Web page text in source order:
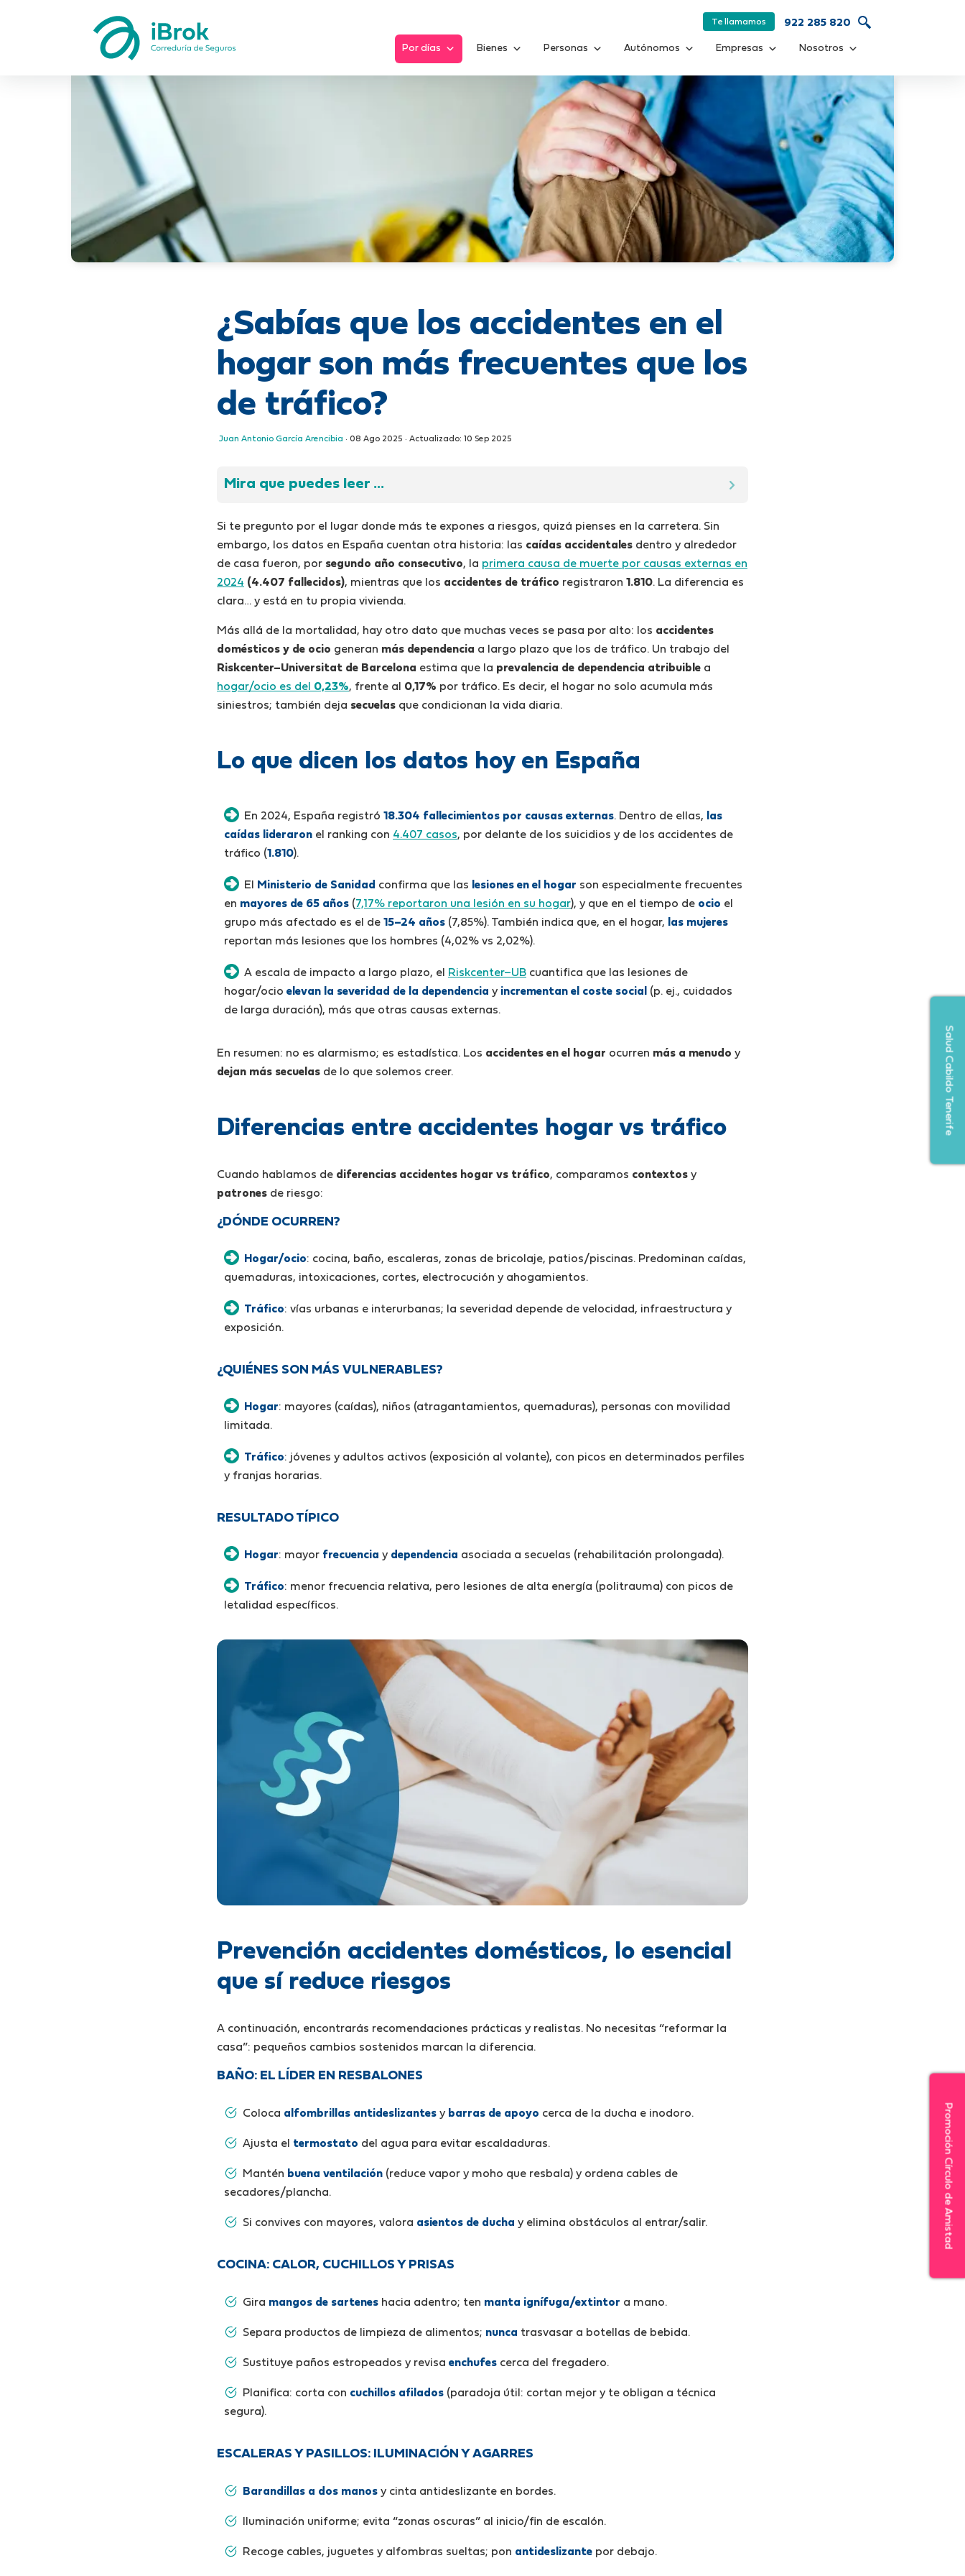
Te llamamos 922 285 820
Por días Bienes Personas Autónomos Empresas Nosotros
Salud Cabildo Tenerife
Promoción Círculo de Amistad
¿Sabías que los accidentes en el
hogar son más frecuentes que los
de tráfico?
Juan Antonio García Arencibia · 08 Ago 2025 · Actualizado: 10 Sep 2025
Mira que puedes leer ...
Si te pregunto por el lugar donde más te expones a riesgos, quizá pienses en la carretera. Sin
embargo, los datos en España cuentan otra historia: las caídas accidentales dentro y alrededor
de casa fueron, por segundo año consecutivo, la primera causa de muerte por causas externas en
2024 (4.407 fallecidos), mientras que los accidentes de tráfico registraron 1.810. La diferencia es
clara… y está en tu propia vivienda.
Más allá de la mortalidad, hay otro dato que muchas veces se pasa por alto: los accidentes
domésticos y de ocio generan más dependencia a largo plazo que los de tráfico. Un trabajo del
Riskcenter–Universitat de Barcelona estima que la prevalencia de dependencia atribuible a
hogar/ocio es del 0,23%, frente al 0,17% por tráfico. Es decir, el hogar no solo acumula más
siniestros; también deja secuelas que condicionan la vida diaria.
Lo que dicen los datos hoy en España
En 2024, España registró 18.304 fallecimientos por causas externas. Dentro de ellas,
las
caídas lideraron el ranking con 4.407 casos, por delante de los suicidios y de los accidentes de
tráfico (1.810).
El Ministerio de Sanidad confirma que las lesiones en el hogar son especialmente frecuentes
en mayores de 65 años ( 7,17% reportaron una lesión en su hogar), y que en el tiempo de ocio el
grupo más afectado es el de 15–24 años (7,85%). También indica que, en el hogar,
las mujeres
reportan más lesiones que los hombres (4,02% vs 2,02%).
A escala de impacto a largo plazo, el Riskcenter–UB cuantifica que las lesiones de
hogar/ocio elevan la severidad de la dependencia y incrementan el coste social
(p. ej., cuidados
de larga duración), más que otras causas externas.
En resumen: no es alarmismo; es estadística. Los accidentes en el hogar ocurren más a menudo y
dejan más secuelas de lo que solemos creer.
Diferencias entre accidentes hogar vs tráfico
Cuando hablamos de diferencias accidentes hogar vs tráfico, comparamos contextos y
patrones de riesgo:
¿DÓNDE OCURREN?
Hogar/ocio: cocina, baño, escaleras, zonas de bricolaje, patios/piscinas. Predominan caídas,
quemaduras, intoxicaciones, cortes, electrocución y ahogamientos.
Tráfico: vías urbanas e interurbanas; la severidad depende de velocidad, infraestructura y
exposición.
¿QUIÉNES SON MÁS VULNERABLES?
Hogar: mayores (caídas), niños (atragantamientos, quemaduras), personas con movilidad
limitada.
Tráfico: jóvenes y adultos activos (exposición al volante), con picos en determinados perfiles
y franjas horarias.
RESULTADO TÍPICO
Hogar: mayor frecuencia y dependencia asociada a secuelas (rehabilitación prolongada).
Tráfico: menor frecuencia relativa, pero lesiones de alta energía (politrauma) con picos de
letalidad específicos.
Prevención accidentes domésticos, lo esencial
que sí reduce riesgos
A continuación, encontrarás recomendaciones prácticas y realistas. No necesitas “reformar la
casa”: pequeños cambios sostenidos marcan la diferencia.
BAÑO: EL LÍDER EN RESBALONES
Coloca alfombrillas antideslizantes y barras de apoyo cerca de la ducha e inodoro.
Ajusta el termostato del agua para evitar escaldaduras.
Mantén buena ventilación (reduce vapor y moho que resbala) y ordena cables de
secadores/plancha.
Si convives con mayores, valora asientos de ducha y elimina obstáculos al entrar/salir.
COCINA: CALOR, CUCHILLOS Y PRISAS
Gira mangos de sartenes hacia adentro; ten manta ignífuga/extintor a mano.
Separa productos de limpieza de alimentos; nunca trasvasar a botellas de bebida.
Sustituye paños estropeados y revisa enchufes cerca del fregadero.
Planifica: corta con cuchillos afilados (paradoja útil: cortan mejor y te obligan a técnica
segura).
ESCALERAS Y PASILLOS: ILUMINACIÓN Y AGARRES
Barandillas a dos manos y cinta antideslizante en bordes.
Iluminación uniforme; evita “zonas oscuras” al inicio/fin de escalón.
Recoge cables, juguetes y alfombras sueltas; pon antideslizante por debajo.